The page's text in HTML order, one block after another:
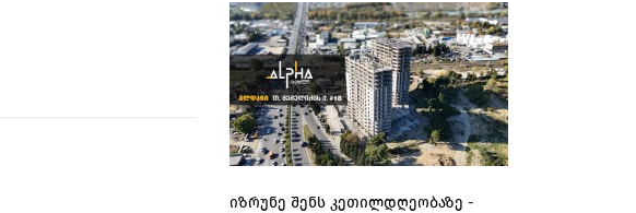
იზრუნე შენს კეთილდღეობაზე -